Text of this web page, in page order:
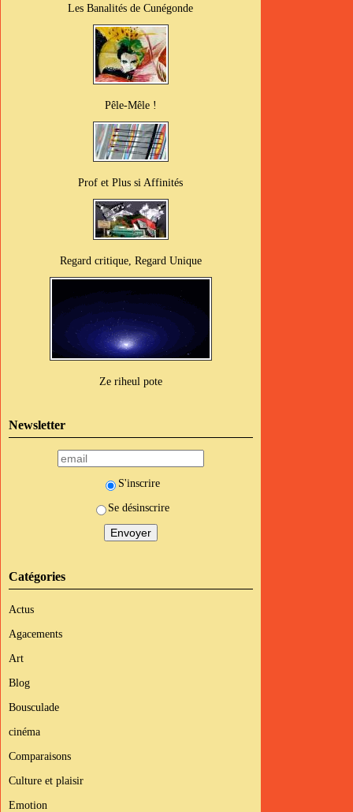
Les Banalités de Cunégonde
Pêle-Mêle !
Prof et Plus si Affinités
Regard critique, Regard Unique
Ze riheul pote
Newsletter
S'inscrire
Se désinscrire
Catégories
Actus
Agacements
Art
Blog
Bousculade
cinéma
Comparaisons
Culture et plaisir
Emotion